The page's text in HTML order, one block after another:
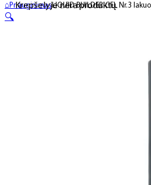
Krepšelyje nėra produktų.
⌂ PriauginimasLIQUID BUILDER GEL Nr.3
🔍